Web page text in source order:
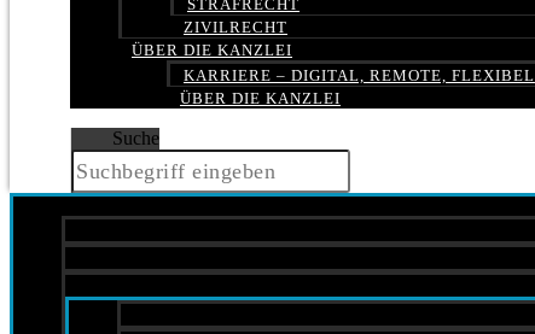
STRAFRECHT
ZIVILRECHT
ÜBER DIE KANZLEI
KARRIERE – DIGITAL, REMOTE, FLEXIBEL
ÜBER DIE KANZLEI
Suche